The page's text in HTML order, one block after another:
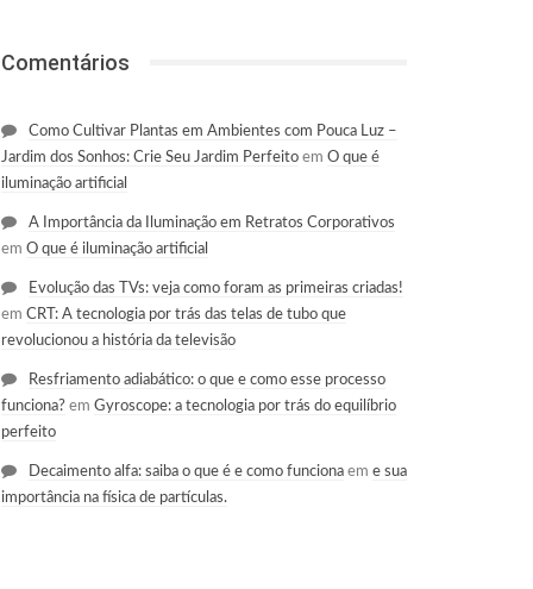
Comentários
Como Cultivar Plantas em Ambientes com Pouca Luz –
Jardim dos Sonhos: Crie Seu Jardim Perfeitoem O que é
iluminação artificial
A Importância da Iluminação em Retratos Corporativos
em O que é iluminação artificial
Evolução das TVs: veja como foram as primeiras criadas!
em CRT: A tecnologia por trás das telas de tubo que
revolucionou a história da televisão
Resfriamento adiabático: o que e como esse processo
funciona?em Gyroscope: a tecnologia por trás do equilíbrio
perfeito
Decaimento alfa: saiba o que é e como funcionaem e sua
importância na física de partículas.